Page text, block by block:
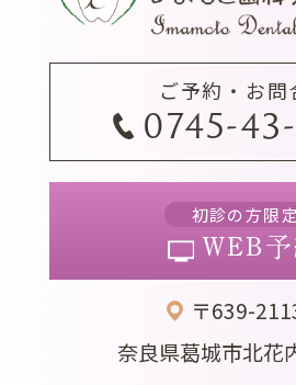
ご予約・お問
0745-
初診の方限定
WEB
〒639-
奈良県葛城市北花